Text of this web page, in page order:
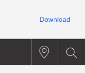
Download